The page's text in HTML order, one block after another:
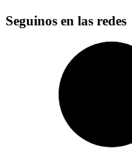
Seguinos en las redes